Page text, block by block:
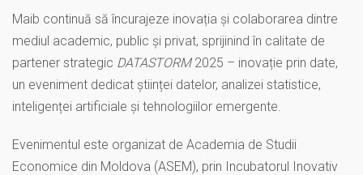
Maib continuă să încurajeze inovația și colaborarea dintre
mediul academic, public și privat, sprijinind în calitate de
partener strategic DATASTORM2025 – inovație prin date,
un eveniment dedicat științei datelor, analizei statistice,
inteligenței artificiale și tehnologiilor emergente.
Evenimentul este organizat de Academia de Studii
Economice din Moldova (ASEM), prin Incubatorul Inovativ